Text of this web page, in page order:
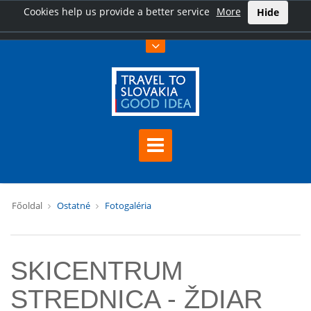
Cookies help us provide a better service More Hide
Főoldal Ostatné Fotogaléria
SKICENTRUM
STREDNICA - ŽDIAR